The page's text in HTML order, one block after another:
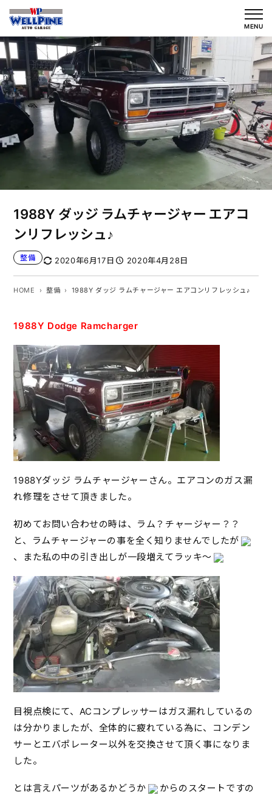
を
ス
キ
ッ
プ
MENU
1988Y ダッジ ラムチャージャー エアコ
ンリフレッシュ♪
整備 2020年6月17日 2020年4月28日
HOME 整備 1988Y ダッジ ラムチャージャー エアコンリフレッシュ♪
1988Y Dodge Ramcharger
1988Yダッジ ラムチャージャーさん。エアコンのガス漏
れ修理をさせて頂きました。
初めてお問い合わせの時は、ラム？チャージャー？？
と、ラムチャージャーの事を全く知りませんでしたが
、また私の中の引き出しが一段増えてラッキ～
目視点検にて、ACコンプレッサーはガス漏れしているの
は分かりましたが、全体的に疲れている為に、コンデン
サーとエバポレーター以外を交換させて頂く事になりま
した。
とは言えパーツがあるかどうか
からのスタートですの